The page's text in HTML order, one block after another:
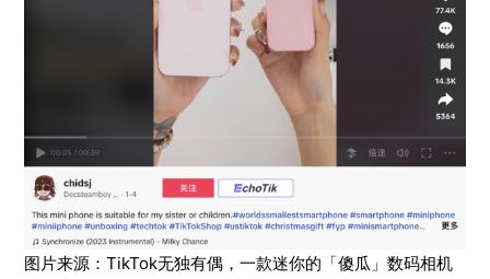
图片来源：TikTok无独有偶，一款迷你的「傻瓜」数码相机